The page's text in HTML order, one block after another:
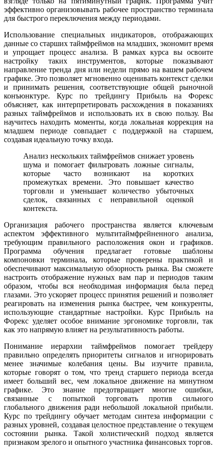
эффективно организовывать рабочее пространство терминала
для быстрого переключения между периодами.
Использование специальных индикаторов, отображающих
данные со старших таймфреймов на младших, экономит время
и упрощает процесс анализа. В рамках курса вы освоите
настройку таких инструментов, которые показывают
направление тренда дня или недели прямо на вашем рабочем
графике. Это позволяет мгновенно оценивать контекст сделки
и принимать решения, соответствующие общей рыночной
конъюнктуре. Курс по трейдингу Прибыль на Форекс
объясняет, как интерпретировать расхождения в показаниях
разных таймфреймов и использовать их в свою пользу. Вы
научитесь находить моменты, когда локальная коррекция на
младшем периоде совпадает с поддержкой на старшем,
создавая идеальную точку входа.
Анализ нескольких таймфреймов снижает уровень
шума и помогает фильтровать ложные сигналы,
которые часто возникают на коротких
промежутках времени. Это повышает качество
торговли и уменьшает количество убыточных
сделок, связанных с неправильной оценкой
контекста.
Организация рабочего пространства является ключевым
аспектом эффективного мультитаймфрейненного анализа,
требующим правильного расположения окон и графиков.
Программа обучения предлагает готовые шаблоны
компоновки терминала, которые проверены практикой и
обеспечивают максимальную обзорность рынка. Вы сможете
настроить отображение нужных вам пар и периодов таким
образом, чтобы вся необходимая информация была перед
глазами. Это ускоряет процесс принятия решений и позволяет
реагировать на изменения рынка быстрее, чем конкуренты,
использующие стандартные настройки. Курс Прибыль на
Форекс уделяет особое внимание эргономике торговли, так
как это напрямую влияет на результативность работы.
Понимание иерархии таймфреймов помогает трейдеру
правильно определять приоритеты сигналов и игнорировать
менее значимые колебания цены. Вы изучите правила,
которые говорят о том, что тренд старшего периода всегда
имеет больший вес, чем локальное движение на минутном
графике. Это знание предотвращает многие ошибки,
связанные с попыткой торговать против сильного
глобального движения ради небольшой локальной прибыли.
Курс по трейдингу обучает методам синтеза информации с
разных уровней, создавая целостное представление о текущем
состоянии рынка. Такой холистический подход является
признаком зрелого и опытного участника финансовых торгов.